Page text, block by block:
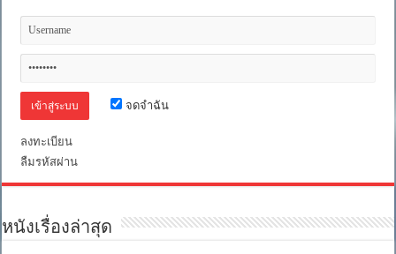
จดจำฉัน
ลงทะเบียน
ลืมรหัสผ่าน
หนังเรื่องล่าสุด